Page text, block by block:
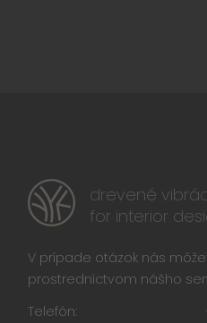
drevené
for interior
V prípade otázok nás
prostredníctvom nášho
Telefón: